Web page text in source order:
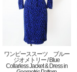
ワンピーススーツ ブルー
ジオメトリー / Blue
Collarless Jacket & Dress in